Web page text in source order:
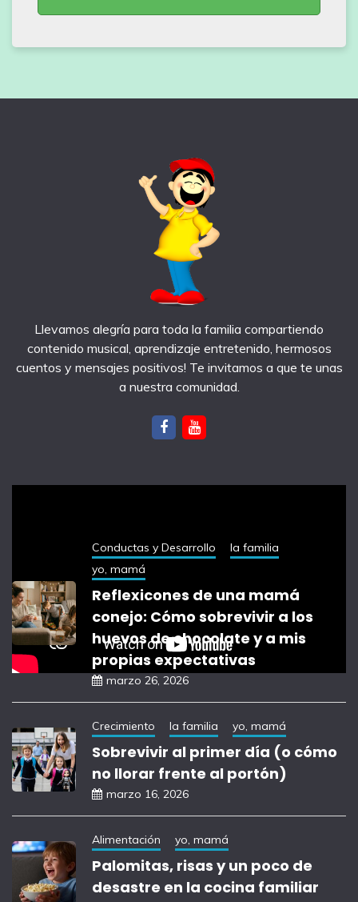
Llevamos alegría para toda la familia compartiendo
contenido musical, aprendizaje entretenido, hermosos
cuentos y mensajes positivos! Te invitamos a que te unas
a nuestra comunidad.
Conductas y Desarrollo
la familia
yo, mamá
Reflexicones de una mamá
conejo: Cómo sobrevivir a los
huevos de chocolate y a mis
propias expectativas
marzo 26, 2026
Crecimiento la familia yo, mamá
Sobrevivir al primer día (o cómo
no llorar frente al portón)
marzo 16, 2026
Alimentación yo, mamá
Palomitas, risas y un poco de
desastre en la cocina familiar